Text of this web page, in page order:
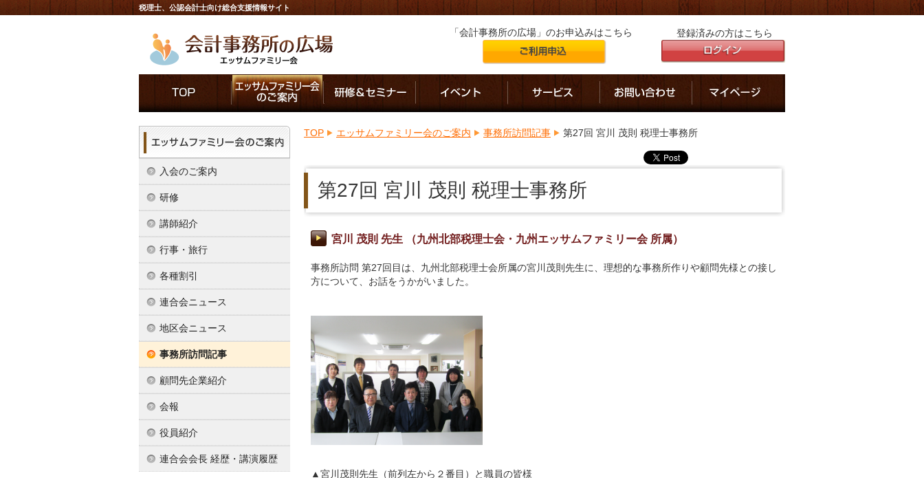
税理士、公認会計士向け総合支援情報サイト
「会計事務所の広場」のお申込みはこちら 登録済みの方はこちら
入会のご案内
研修
講師紹介
行事・旅行
各種割引
連合会ニュース
地区会ニュース
事務所訪問記事
顧問先企業紹介
会報
役員紹介
連合会会長 経歴・講演履歴
TOP エッサムファミリー会のご案内 事務所訪問記事 第27回 宮川 茂則 税理士事務所
第27回 宮川 茂則 税理士事務所
宮川 茂則 先生 （九州北部税理士会・九州エッサムファミリー会 所属）
事務所訪問 第27回目は、九州北部税理士会所属の宮川茂則先生に、理想的な事務所作りや顧問先様との接し
方について、お話をうかがいました。
▲宮川茂則先生（前列左から２番目）と職員の皆様